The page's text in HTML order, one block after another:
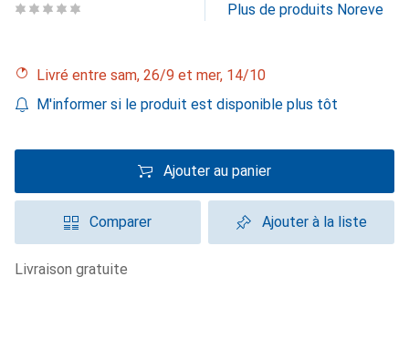
Plus de produits Noreve
Livré entre sam, 26/9 et mer, 14/10
M'informer si le produit est disponible plus tôt
Ajouter au panier
Comparer Ajouter à la liste
livraison gratuite